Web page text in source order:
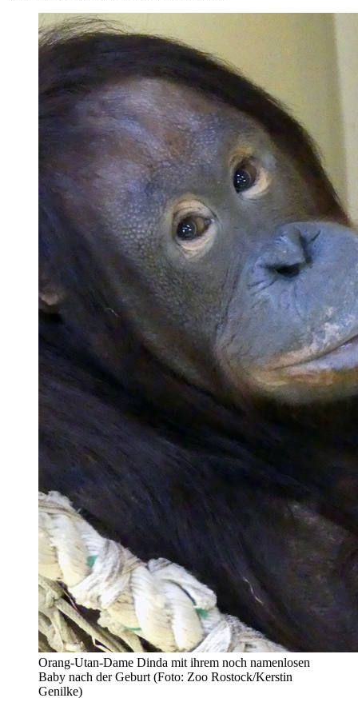
Orang-Utan-Dame Dinda mit ihrem noch namenlosen
Baby nach der Geburt (Foto: Zoo Rostock/Kerstin
Genilke)